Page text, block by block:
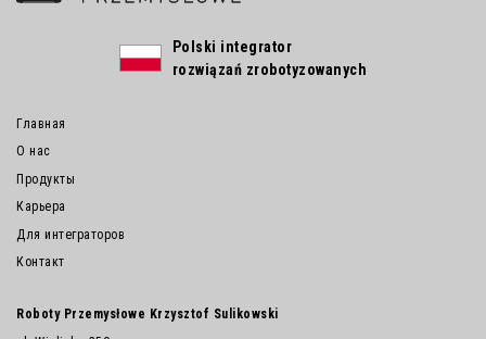
Polski integrator
rozwiązań zrobotyzowanych
Главная
О нас
Продукты
Карьера
Для интеграторов
Контакт
Roboty Przemysłowe Krzysztof Sulikowski